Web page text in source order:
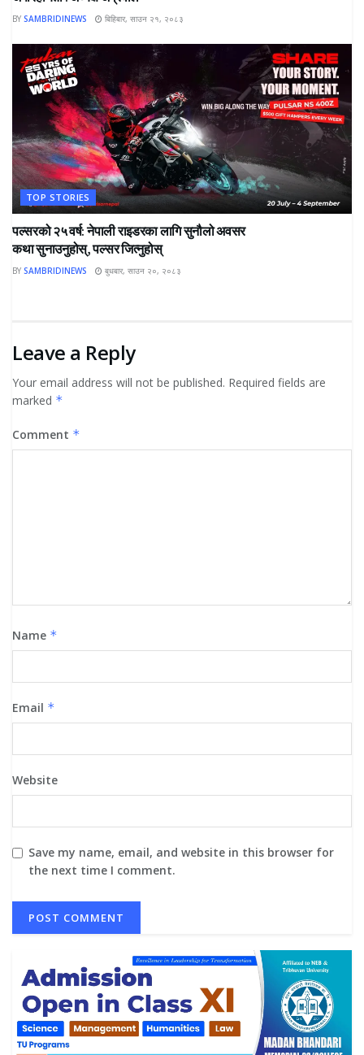
BY SAMBRIDINEWS बिहिबार, साउन २१, २०८३
TOP STORIES
पल्सरको २५ वर्ष: नेपाली राइडरका लागि सुनौलो अवसर
कथा सुनाउनुहोस्, पल्सर जित्नुहोस्
BY SAMBRIDINEWS बुधबार, साउन २०, २०८३
Leave a Reply
Your email address will not be published. Required fields are
marked *
Comment *
Name *
Email *
Website
Save my name, email, and website in this browser for
the next time I comment.